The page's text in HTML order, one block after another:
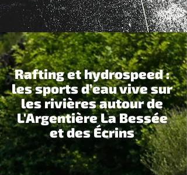
Rafting et hydrospeed :
les sports d’eau vive sur
les rivières autour de
L'Argentière La Bessée
et des Écrins